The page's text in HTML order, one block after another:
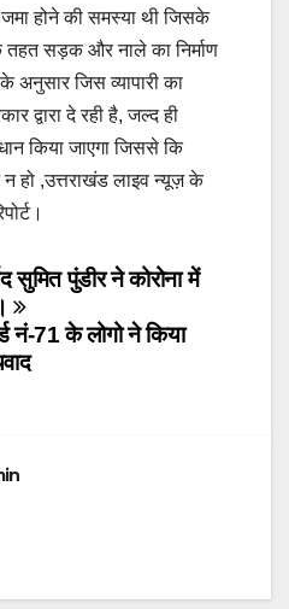
होने की समस्या थी जिसके
तहत सड़क और नाले का निर्माण
अनुसार जिस व्यापारी का
द्वारा दे रही है, जल्द ही
किया जाएगा जिससे कि
हो ,उत्तराखंड लाइव न्यूज़ के
सुमित पुंडीर ने कोरोना में
नं-71 के लोगो ने किया